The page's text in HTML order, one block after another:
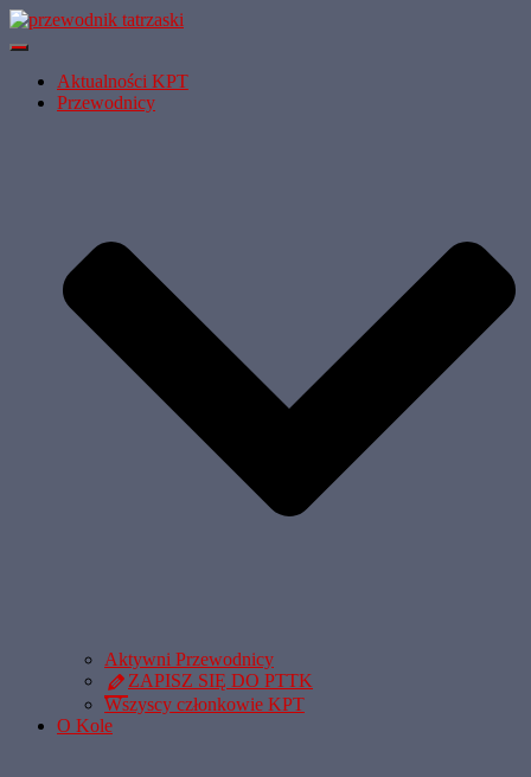
Przełącz
NawigacjęAktualności KPT
Przewodnicy
Aktywni Przewodnicy
ZAPISZ SIĘ DO PTTK
Wszyscy członkowie KPT
O Kole